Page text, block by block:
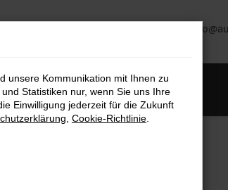
unsere Kommunikation mit Ihnen zu
Statistiken nur, wenn Sie uns Ihre
Einwilligung jederzeit für die Zukunft
Cookie-Richtlinie